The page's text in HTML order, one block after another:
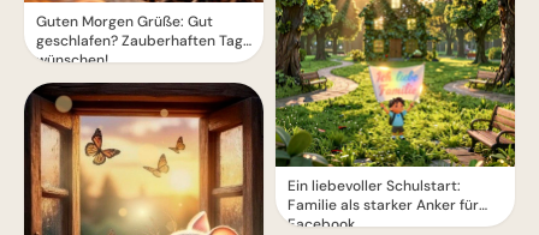
Guten Morgen Grüße: Gut
geschlafen? Zauberhaften Tag
wünschen!
Ein liebevoller Schulstart:
Familie als starker Anker für
Facebook